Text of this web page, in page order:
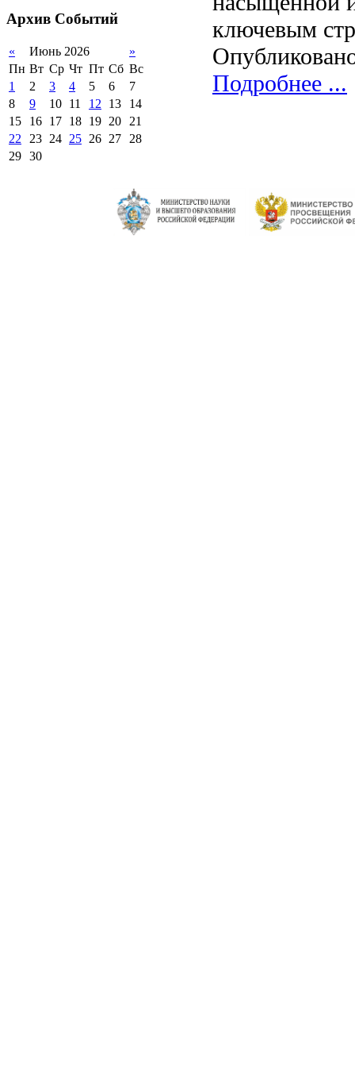
Международное
сотрудничество
Организация питания в
образовательной
организации
2011-2012 уч.год
Архив Событий
« Июнь 2026
»
Пн Вт Ср Чт Пт Сб Вс
1
2 3 4 5 6
7
8
9 10 11 12 13
14
15
16 17 18 19 20 21
22 23 24 25 26 27 28
29 30
ключевым
Подробнее ...